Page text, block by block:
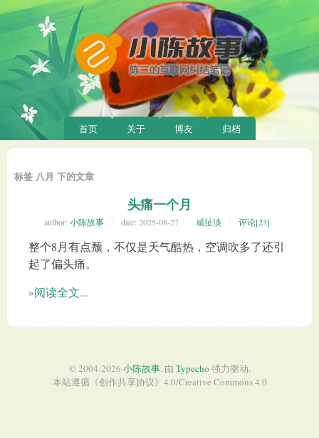
首页 关于 博友 归档
标签 八月 下的文章
头痛一个月
author: 小陈故事 date: 2025-08-27 咸扯淡 评论[23]
整个8月有点颓，不仅是天气酷热，空调吹多了还引
起了偏头痛。
»阅读全文...
© 2004-2026 小陈故事. 由 Typecho 强力驱动.
本站遵循《创作共享协议》4.0/Creative Commons 4.0